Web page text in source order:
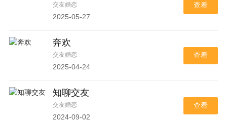
交友婚恋
2025-05-27
查看
奔欢
交友婚恋
2025-04-24
查看
知聊交友
交友婚恋
2024-09-02
查看